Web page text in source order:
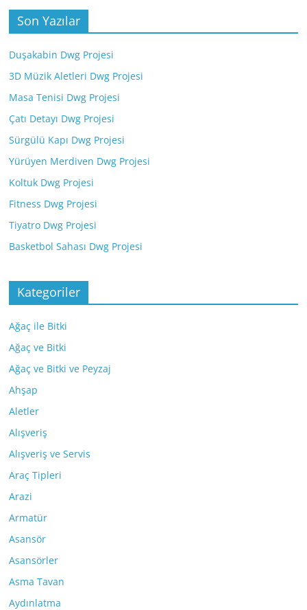
Son Yazılar
Duşakabin Dwg Projesi
3D Müzik Aletleri Dwg Projesi
Masa Tenisi Dwg Projesi
Çatı Detayı Dwg Projesi
Sürgülü Kapı Dwg Projesi
Yürüyen Merdiven Dwg Projesi
Koltuk Dwg Projesi
Fitness Dwg Projesi
Tiyatro Dwg Projesi
Basketbol Sahası Dwg Projesi
Kategoriler
Ağaç ile Bitki
Ağaç ve Bitki
Ağaç ve Bitki ve Peyzaj
Ahşap
Aletler
Alışveriş
Alışveriş ve Servis
Araç Tipleri
Arazi
Armatür
Asansör
Asansörler
Asma Tavan
Aydınlatma